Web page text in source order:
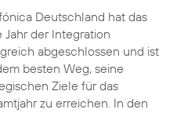
Deutschland hat das
Jahr der Integration
abgeschlossen und ist
besten Weg, seine
Ziele für das
zu erreichen. In den